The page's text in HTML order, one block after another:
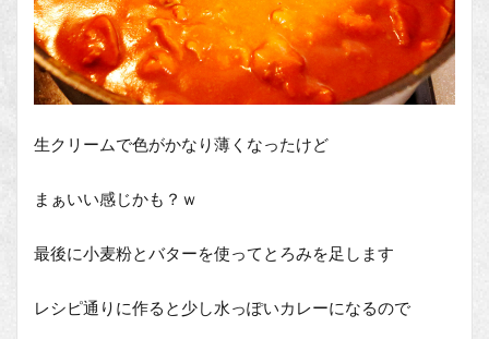
生クリームで色がかなり薄くなったけど
まぁいい感じかも？ｗ
最後に小麦粉とバターを使ってとろみを足します
レシピ通りに作ると少し水っぽいカレーになるので